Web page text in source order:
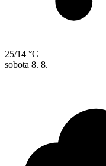
25/14 °C
sobota 8. 8.